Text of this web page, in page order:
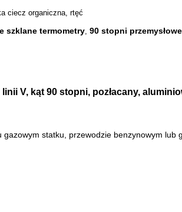
ciecz organiczna, rtęć
szklane termometry, 90 stopni
V, kąt 90 stopni, pozłacany,
statku, przewodzie benzynowym lub